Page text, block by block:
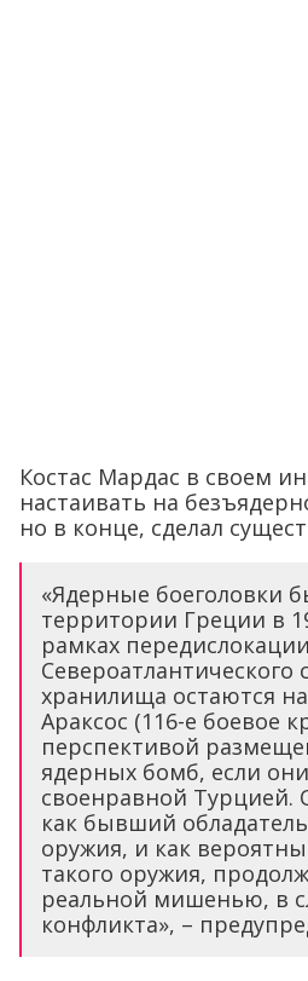
Костас Мардас в своем
настаивать на
но в конце, сделал
«Ядерные боеголовки
территории Греции в
рамках
Североатлантического
хранилища остаются
Араксос (116-е боевое
перспективой
ядерных бомб, если
своенравной Турцией.
как бывший
оружия, и как
такого оружия,
реальной мишенью, в
конфликта», –